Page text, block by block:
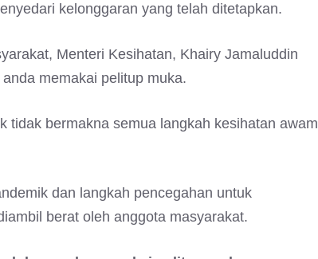
kelonggaran yang telah ditetapkan.
Menteri Kesihatan, Khairy Jamaluddin
memakai pelitup muka.
tidak bermakna semua langkah kesihatan awam
dan langkah pencegahan untuk
berat oleh anggota masyarakat.